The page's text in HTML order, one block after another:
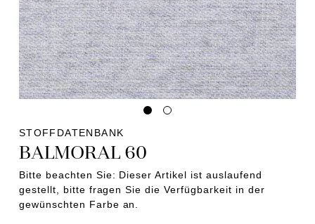
STOFFDATENBANK
BALMORAL 60
Bitte beachten Sie: Dieser Artikel ist auslaufend
gestellt, bitte fragen Sie die Verfügbarkeit in der
gewünschten Farbe an.